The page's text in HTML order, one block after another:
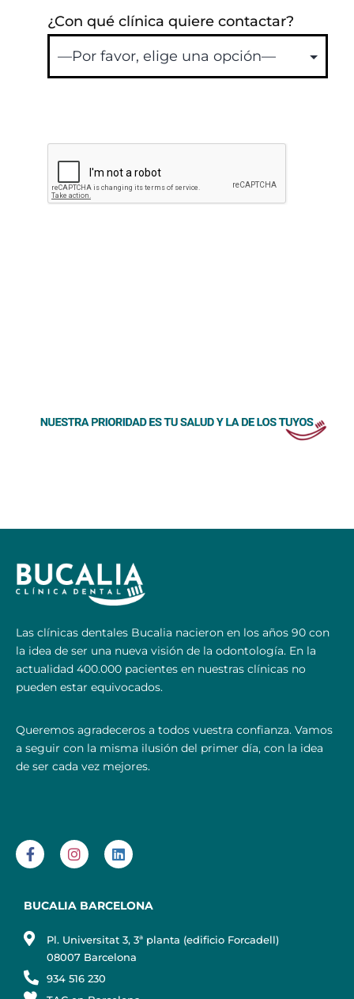
¿Con qué clínica quiere contactar?
Las clínicas dentales Bucalia nacieron en los años 90 con
la idea de ser una nueva visión de la odontología. En la
actualidad 400.000 pacientes en nuestras clínicas no
pueden estar equivocados.
Queremos agradeceros a todos vuestra confianza. Vamos
a seguir con la misma ilusión del primer día, con la idea
de ser cada vez mejores.
BUCALIA BARCELONA
Pl. Universitat 3, 3ª planta (edificio Forcadell)
08007 Barcelona
934 516 230